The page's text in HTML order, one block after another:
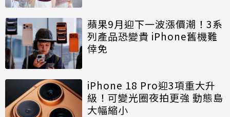
蘋果9月迎下一波漲價潮！3系
列產品恐變貴 iPhone舊機難
倖免
iPhone 18 Pro迎3項重大升
級！可變光圈夜拍更強 動態島
大幅縮小